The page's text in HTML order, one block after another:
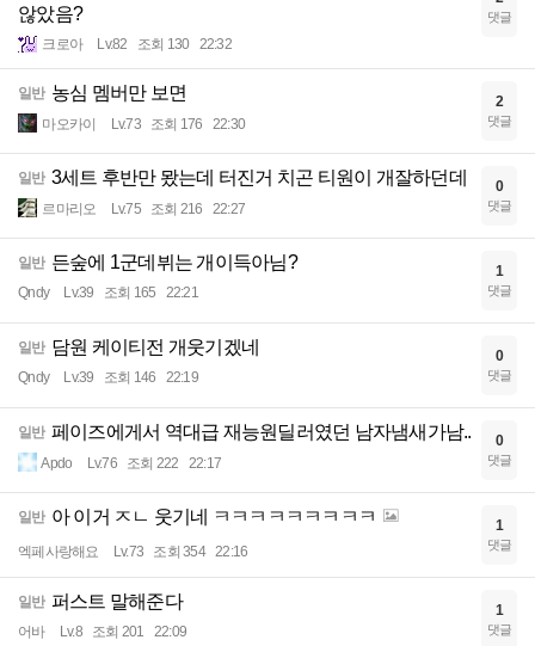
않았음?
크로아 Lv.82 조회 130 22:32
댓글
일반 농심 멤버만 보면
마오카이 Lv.73 조회 176 22:30
2
댓글
일반 3세트 후반만 뫘는데 터진거 치곤 티원이 개잘하던데
르마리오 Lv.75 조회 216 22:27
0
댓글
일반 든숲에 1군데뷔는 개이득아님?
Qndy Lv.39 조회 165 22:21
1
댓글
일반 담원 케이티전 개웃기겠네
Qndy Lv.39 조회 146 22:19
0
댓글
일반 페이즈에게서 역대급 재능원딜러였던 남자냄새가남..
Apdo Lv.76 조회 222 22:17
0
댓글
일반 아 이거 ㅈㄴ 웃기네 ㅋㅋㅋㅋㅋㅋㅋㅋㅋ
엑페사랑해요 Lv.73 조회 354 22:16
1
댓글
일반 퍼스트 말해준다
어바 Lv.8 조회 201 22:09
1
댓글